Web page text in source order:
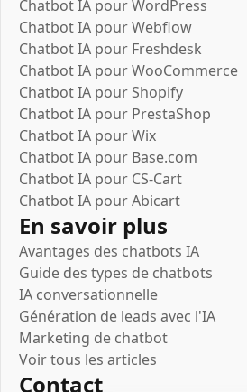
Chatbot IA pour WordPress
Chatbot IA pour Webflow
Chatbot IA pour Freshdesk
Chatbot IA pour WooCommerce
Chatbot IA pour Shopify
Chatbot IA pour PrestaShop
Chatbot IA pour Wix
Chatbot IA pour Base.com
Chatbot IA pour CS-Cart
Chatbot IA pour Abicart
En savoir plus
Avantages des chatbots IA
Guide des types de chatbots
IA conversationnelle
Génération de leads avec l'IA
Marketing de chatbot
Voir tous les articles
Contact